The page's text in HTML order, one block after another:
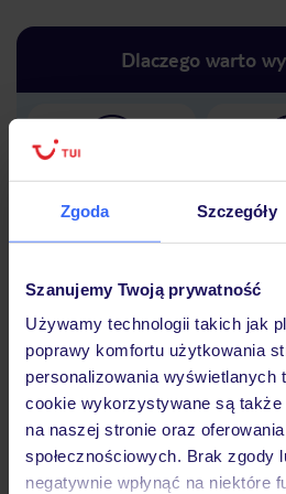
Zgoda Szczegóły
Szanujemy Twoją prywatność
Używamy technologii takich jak
poprawy komfortu użytkowania
personalizowania wyświetlanych
cookie wykorzystywane są także
na naszej stronie oraz
społecznościowych. Brak zgody
negatywnie wpłynąć na niektóre
Dlaczego warto
Lider niskich cen
Hotel
Opinie